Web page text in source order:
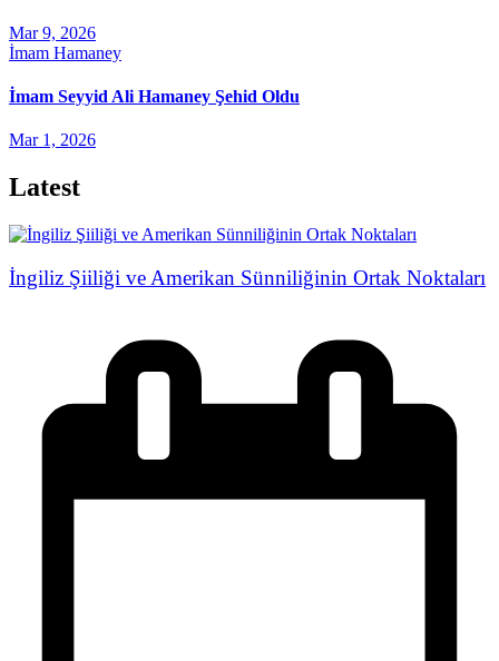
Mar 9, 2026
İmam Hamaney
İmam Seyyid Ali Hamaney Şehid Oldu
Mar 1, 2026
Latest
İngiliz Şiiliği ve Amerikan Sünniliğinin Ortak Noktaları